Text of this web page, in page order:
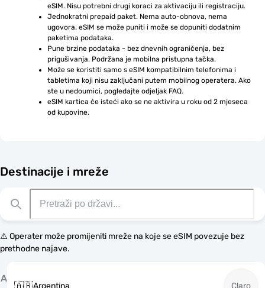
eSIM. Nisu potrebni drugi koraci za aktivaciju ili registraciju.
Jednokratni prepaid paket. Nema auto-obnova, nema
ugovora. eSIM se može puniti i može se dopuniti dodatnim
paketima podataka.
Pune brzine podataka - bez dnevnih ograničenja, bez
prigušivanja. Podržana je mobilna pristupna tačka.
Može se koristiti samo s eSIM kompatibilnim telefonima i
tabletima koji nisu zaključani putem mobilnog operatera. Ako
ste u nedoumici, pogledajte odjeljak FAQ.
eSIM kartica će isteći ako se ne aktivira u roku od 2 mjeseca
od kupovine.
Destinacije i mreže
⚠️ Operater može promijeniti mreže na koje se eSIM povezuje bez
prethodne najave.
A
🇦🇷Argentina Claro